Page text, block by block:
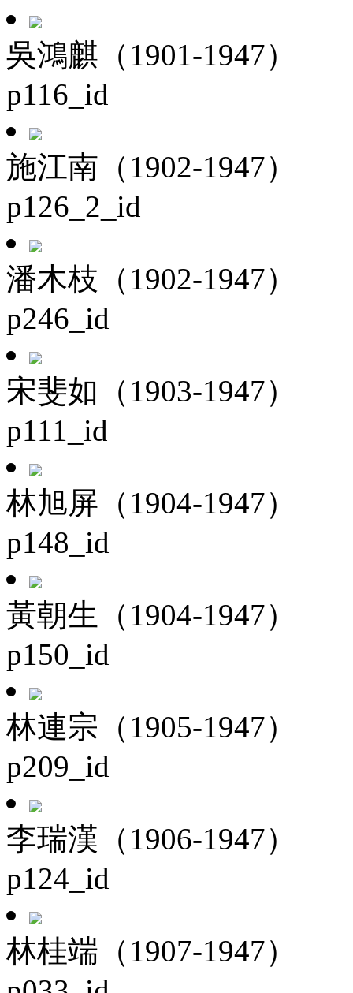
吳鴻麒（1901-1947）
p116_id
施江南（1902-1947）
p126_2_id
潘木枝（1902-1947）
p246_id
宋斐如（1903-1947）
p111_id
林旭屏（1904-1947）
p148_id
黃朝生（1904-1947）
p150_id
林連宗（1905-1947）
p209_id
李瑞漢（1906-1947）
p124_id
林桂端（1907-1947）